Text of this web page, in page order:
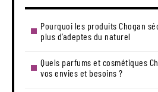
Pourquoi les produits Chogan
plus d’adeptes du naturel
Quels parfums et cosmétiques
vos envies et besoins ?